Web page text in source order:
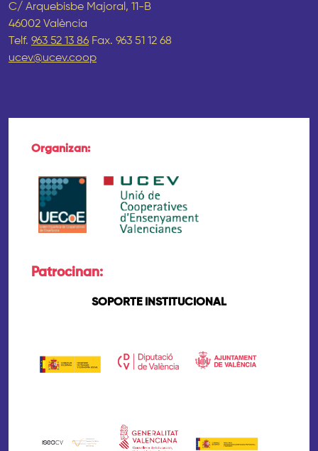
C/ Arquebisbe Majoral, 11-B
46002 València
Telf. 963 52 13 86 Fax. 963 51 12 68
ucev@ucev.coop
Organizan:
Patrocinan:
SOPORTE INSTITUCIONAL